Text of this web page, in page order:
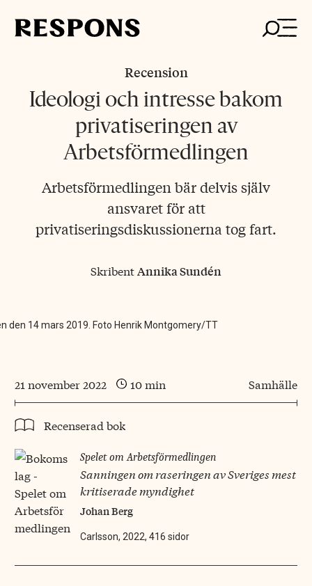
Recension
Ideologi och intresse bakom
privatiseringen av
Arbetsförmedlingen
Arbetsförmedlingen bär delvis själv
ansvaret för att
privatiseringsdiskussionerna tog fart.
SkribentAnnika Sundén
den 14 mars 2019. Foto Henrik Montgomery/TT
21 november 2022 10 min Samhälle
Recenserad bok
Spelet om Arbetsförmedlingen
Sanningen om raseringen av Sveriges mest
kritiserade myndighet
Johan Berg
Carlsson, 2022, 416 sidor